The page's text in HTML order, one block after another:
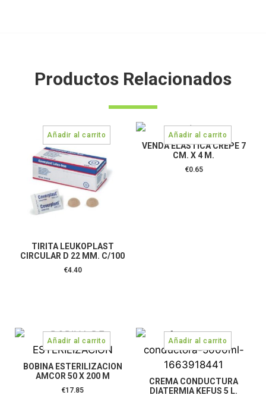
Productos Relacionados
TIRITA LEUKOPLAST
CIRCULAR D 22 MM. C/100
€4.40
VENDA ELASTICA CREPE 7
CM. X 4 M.
€0.65
BOBINA ESTERILIZACION
AMCOR 50 X 200 M
€17.85
CREMA CONDUCTURA
DIATERMIA KEFUS 5 L.